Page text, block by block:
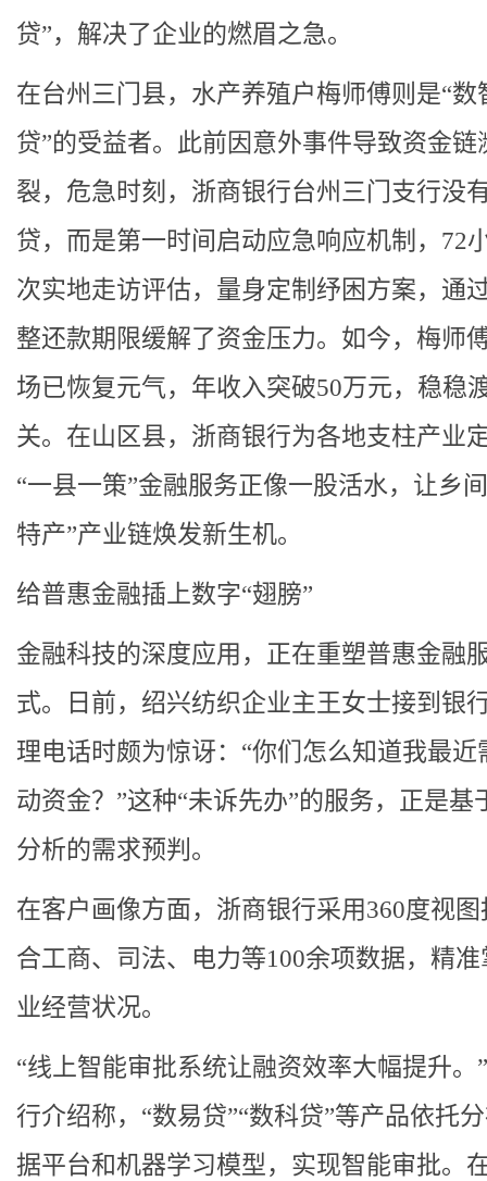
贷”，解决了企业的燃眉之急。
在台州三门县，水产养殖户梅师傅则是“数
贷”的受益者。此前因意外事件导致资金链
裂，危急时刻，浙商银行台州三门支行没
贷，而是第一时间启动应急响应机制，72
次实地走访评估，量身定制纾困方案，通
整还款期限缓解了资金压力。如今，梅师
场已恢复元气，年收入突破50万元，稳稳
关。在山区县，浙商银行为各地支柱产业
“一县一策”金融服务正像一股活水，让乡
特产”产业链焕发新生机。
给普惠金融插上数字“翅膀”
金融科技的深度应用，正在重塑普惠金融
式。日前，绍兴纺织企业主王女士接到银
理电话时颇为惊讶：“你们怎么知道我最近
动资金？”这种“未诉先办”的服务，正是基
分析的需求预判。
在客户画像方面，浙商银行采用360度视
合工商、司法、电力等100余项数据，精
业经营状况。
“线上智能审批系统让融资效率大幅提升。
行介绍称，“数易贷”“数科贷”等产品依托
据平台和机器学习模型，实现智能审批。